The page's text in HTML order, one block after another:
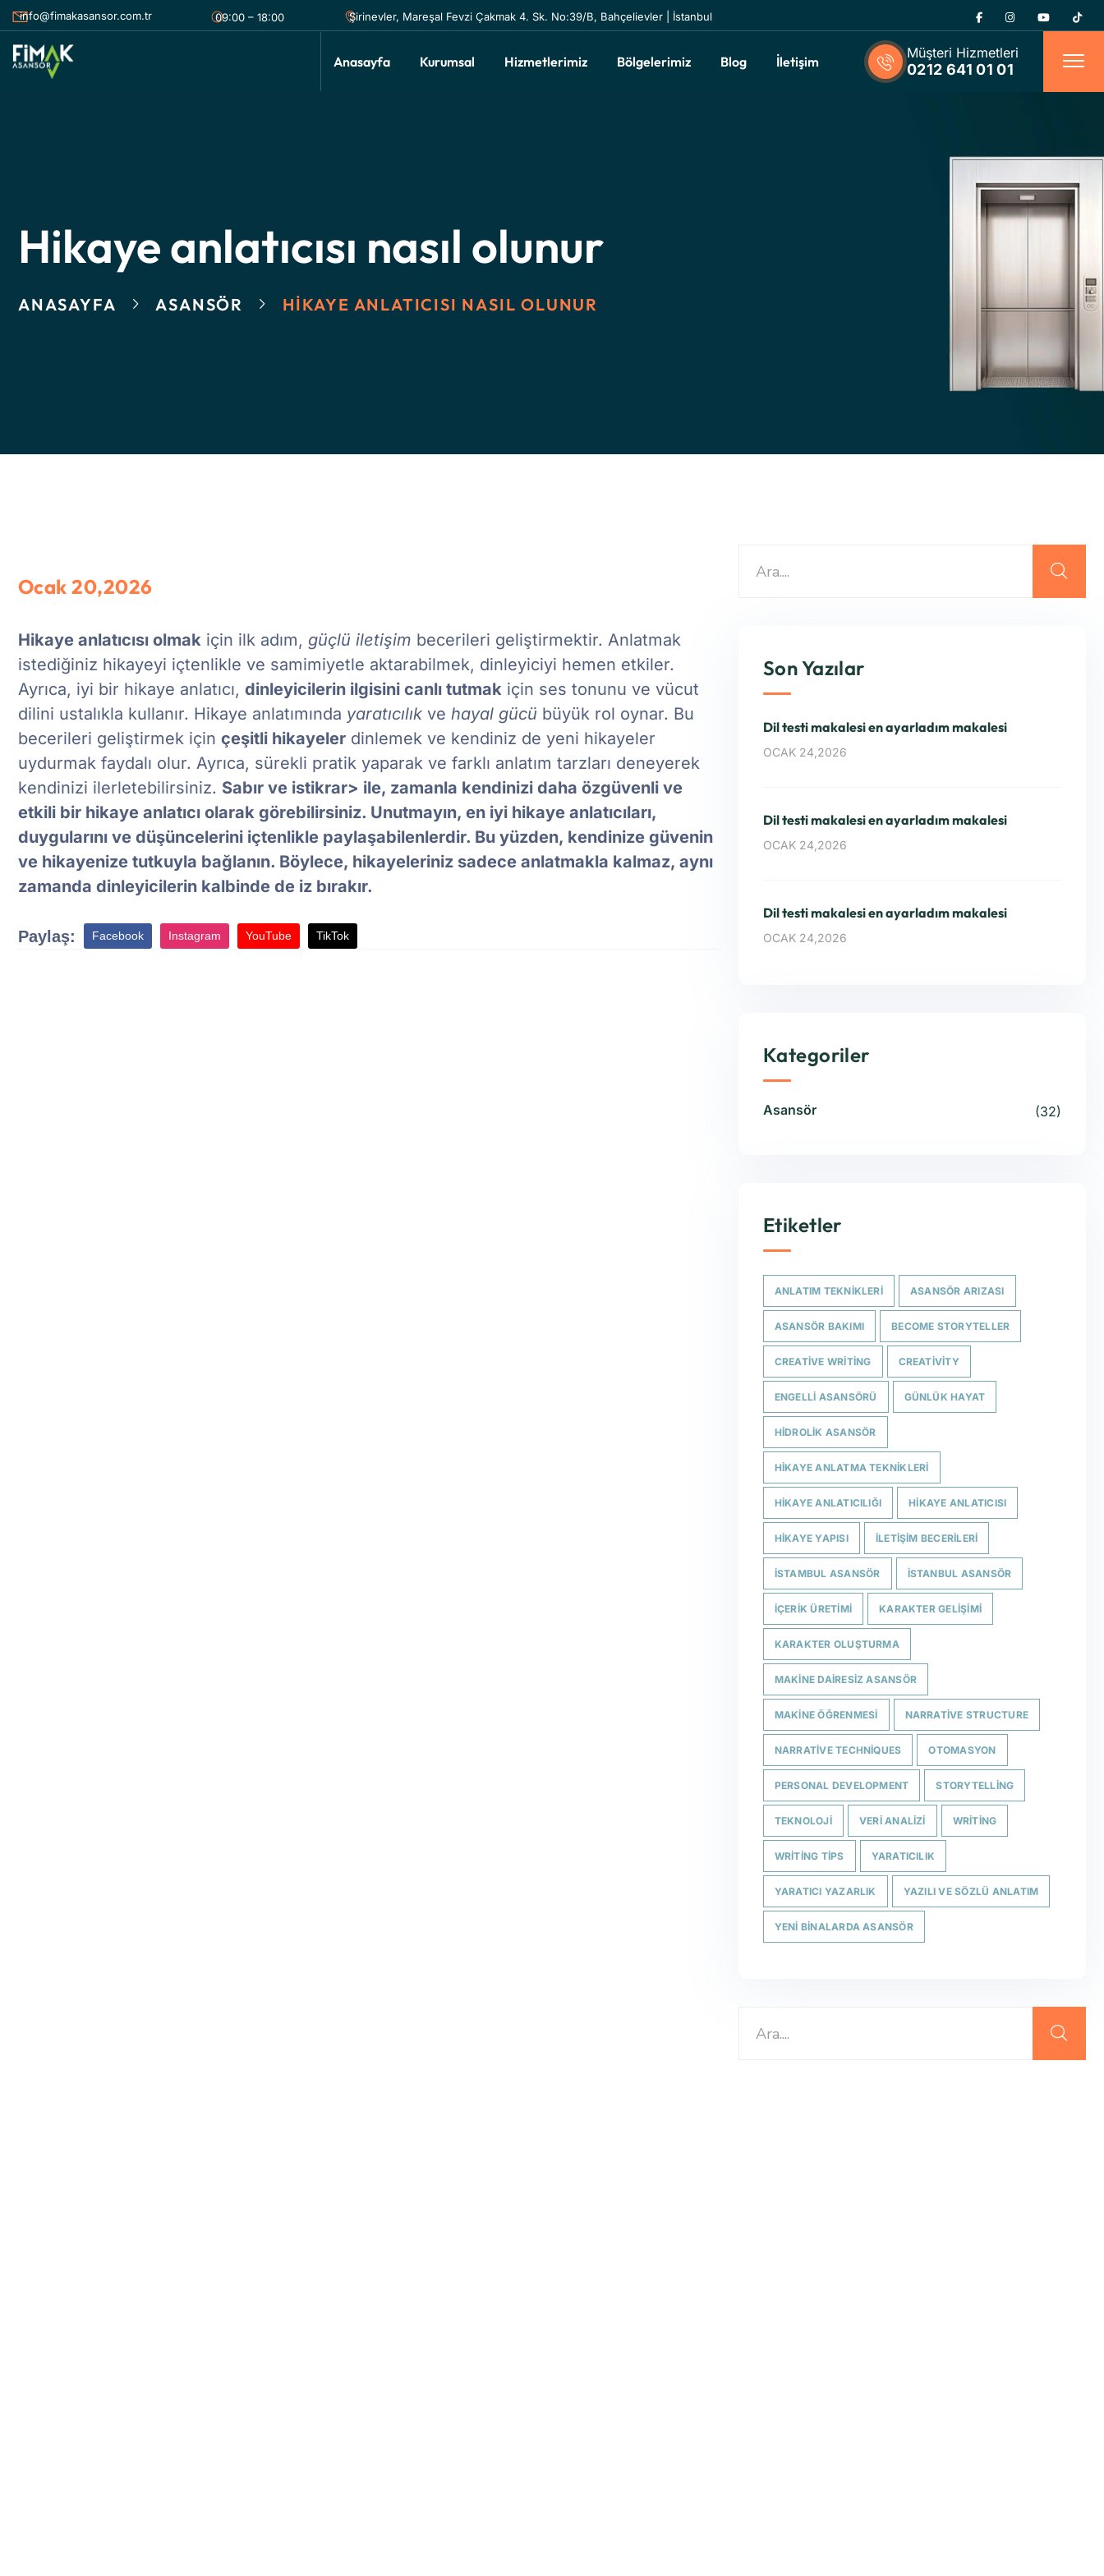
info@fimakasansor.com.tr 09:00 – 18:00 Şirinevler, Mareşal Fevzi Çakmak 4. Sk. No:39/B, Bahçelievler | İstanbul
Anasayfa Kurumsal Hizmetlerimiz Bölgelerimiz Blog İletişim
Müşteri Hizmetleri
0212 641 01 01
Hikaye anlatıcısı nasıl olunur
ANASAYFA ASANSÖR HIKAYE ANLATICISI NASIL OLUNUR
Ocak 20,2026
Hikaye anlatıcısı olmak için ilk adım, güçlü iletişim becerileri geliştirmektir. Anlatmak
istediğiniz hikayeyi içtenlikle ve samimiyetle aktarabilmek, dinleyiciyi hemen etkiler.
Ayrıca, iyi bir hikaye anlatıcı, dinleyicilerin ilgisini canlı tutmak için ses tonunu ve vücut
dilini ustalıkla kullanır. Hikaye anlatımında yaratıcılık ve hayal gücü büyük rol oynar. Bu
becerileri geliştirmek için çeşitli hikayeler dinlemek ve kendiniz de yeni hikayeler
uydurmak faydalı olur. Ayrıca, sürekli pratik yaparak ve farklı anlatım tarzları deneyerek
kendinizi ilerletebilirsiniz. Sabır ve istikrar> ile, zamanla kendinizi daha özgüvenli ve
etkili bir hikaye anlatıcı olarak görebilirsiniz. Unutmayın, en iyi hikaye anlatıcıları,
duygularını ve düşüncelerini içtenlikle paylaşabilenlerdir. Bu yüzden, kendinize güvenin
ve hikayenize tutkuyla bağlanın. Böylece, hikayeleriniz sadece anlatmakla kalmaz, aynı
zamanda dinleyicilerin kalbinde de iz bırakır.
Paylaş: Facebook Instagram YouTube TikTok
Son Yazılar
Dil testi makalesi en ayarladım makalesi
OCAK 24,2026
Dil testi makalesi en ayarladım makalesi
OCAK 24,2026
Dil testi makalesi en ayarladım makalesi
OCAK 24,2026
Kategoriler
Asansör (32)
Etiketler
ANLATIM TEKNIKLERI ASANSÖR ARIZASI
ASANSÖR BAKIMI BECOME STORYTELLER
CREATIVE WRITING CREATIVITY
ENGELLI ASANSÖRÜ GÜNLÜK HAYAT
HIDROLIK ASANSÖR
HIKAYE ANLATMA TEKNIKLERI
HIKAYE ANLATICILIĞI HIKAYE ANLATICISI
HIKAYE YAPISI ILETIŞIM BECERILERI
ISTAMBUL ASANSÖR ISTANBUL ASANSÖR
IÇERIK ÜRETIMI KARAKTER GELIŞIMI
KARAKTER OLUŞTURMA
MAKINE DAIRESIZ ASANSÖR
MAKINE ÖĞRENMESI NARRATIVE STRUCTURE
NARRATIVE TECHNIQUES OTOMASYON
PERSONAL DEVELOPMENT STORYTELLING
TEKNOLOJI VERI ANALIZI WRITING
WRITING TIPS YARATICILIK
YARATICI YAZARLIK YAZILI VE SÖZLÜ ANLATIM
YENI BINALARDA ASANSÖR